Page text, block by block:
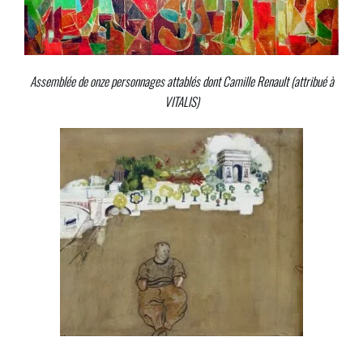
Assemblée de onze personnages attablés dont Camille Renault (attribué à
VITALIS)